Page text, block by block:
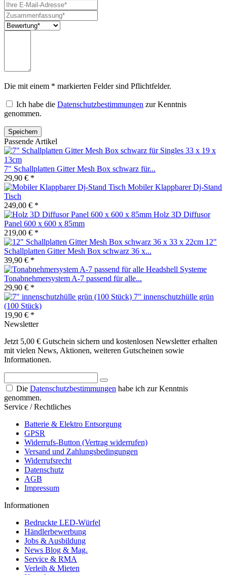
Die mit einem * markierten Felder sind Pflichtfelder.
Ich habe die Datenschutzbestimmungen zur Kenntnis
genommen.
Passende Artikel
7" Schallplatten Gitter Mesh Box schwarz für...
29,90 € *
Mobiler Klappbarer Dj-Stand
Tisch
249,00 € *
Holz 3D Diffusor
Panel 600 x 600 x 85mm
219,00 € *
12"
Schallplatten Gitter Mesh Box schwarz 36 x...
39,90 € *
Tonabnehmersystem A-7 passend für alle...
29,90 € *
7" innenschutzhülle grün
(100 Stück)
19,90 € *
Newsletter
Jetzt 5,00 € Gutschein sichern und kostenlosen Newsletter erhalten
mit vielen News, Aktionen, weiteren Gutscheinen sowie
Informationen.
Die Datenschutzbestimmungen habe ich zur Kenntnis
genommen.
Service / Rechtliches
Batterie & Elektro Entsorgung
GPSR
Widerrufs-Button (Vertrag widerrufen)
Versand und Zahlungsbedingungen
Widerrufsrecht
Datenschutz
AGB
Impressum
Informationen
Bedruckte LED-Würfel
Händlerbewerbung
Jobs & Ausbildung
News Blog & Mag.
Service & RMA
Verleih & Mieten